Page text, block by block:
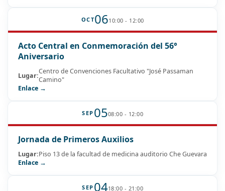
OCT0610:00 - 12:00
Acto Central en Conmemoración del 56°
Aniversario
Lugar:Centro de Convenciones Facultativo "José Passaman
Camino"
Enlace →
SEP 0508:00 - 12:00
Jornada de Primeros Auxilios
Lugar:Piso 13 de la facultad de medicina auditorio Che Guevara
Enlace →
SEP 0418:00 - 21:00